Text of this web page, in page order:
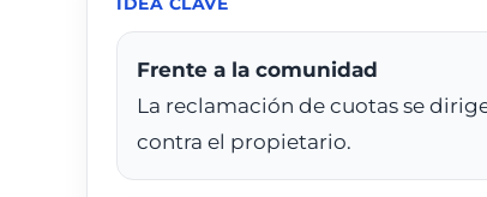
Frente a la comunidad
La reclamación de cuotas se
contra el propietario.